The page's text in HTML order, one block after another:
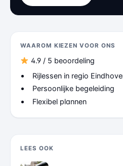
WAAROM KIEZEN VOOR ONS
4.9 / 5 beoordeling
Rijlessen in regio
Persoonlijke begeleiding
Flexibel plannen
LEES OOK